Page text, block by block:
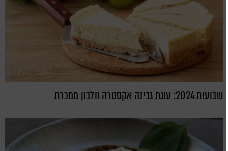
שבועות 2024: עוגת גבינה אקסטרה חלבון ממכרת